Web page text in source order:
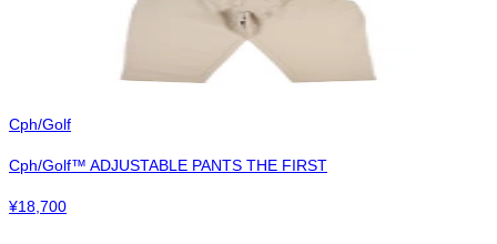
Cph/Golf
Cph/Golf™︎ ADJUSTABLE PANTS THE FIRST
¥18,700